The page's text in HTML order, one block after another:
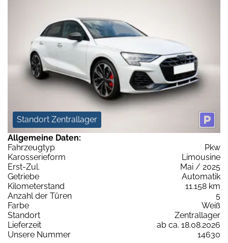
Standort Zentrallager
Allgemeine Daten:
Fahrzeugtyp
Pkw
Karosserieform
Limousine
Erst-Zul.
Mai / 2025
Getriebe
Automatik
Kilometerstand
11.158 km
Anzahl der Türen
5
Farbe
Weiß
Standort
Zentrallager
Lieferzeit
ab ca. 18.08.2026
Unsere Nummer
14630